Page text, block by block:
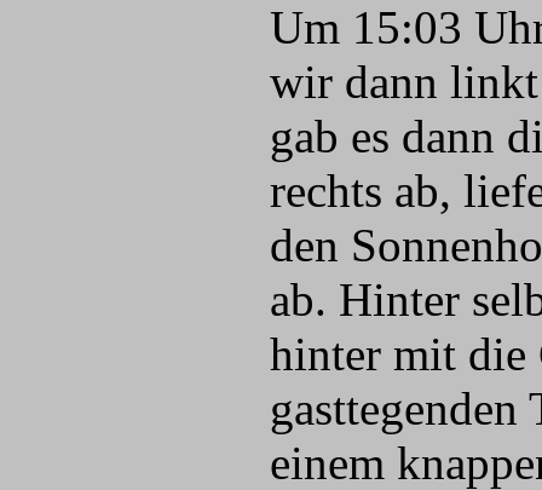
Um 15:03
wir dann linkt
gab es dann
rechts ab,
den
ab. Hinter
hinter mit die
einem